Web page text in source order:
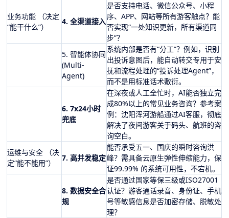
业务功能 （决定
“能干什么”）
4. 全渠道接入
是否支持电话、微信公众号、小程
序、APP、网站等所有游客触点？能
否实现“一处知识更新，所有渠道同
步”？
5. 智能体协同
(Multi-
Agent)
系统内部是否有“分工”？例如，识别
出投诉意图后，能自动转交专用于安
抚和流程处理的“投诉处理Agent”，
而不是用标准话术敷衍。
6. 7x24小时
兜底
在深夜或人工全忙时，AI能否独立完
成80%以上的常见业务咨询？参考案
例：沈阳浑河游船通过AI客服，彻底
解决了夜间游客关于码头、航班的咨
询空白。
运维与安全 （决
定“能不能用”）
7. 高并发稳定
能否承受五一、国庆的瞬时咨询洪
峰？需具备云原生弹性伸缩能力，保
证99.99% 的系统可用性，不宕机。
8. 数据安全合
规
是否通过国家等保三级或ISO27001
认证？游客通话录音、身份证、手机
号等敏感信息是否加密存储、脱敏处
理？